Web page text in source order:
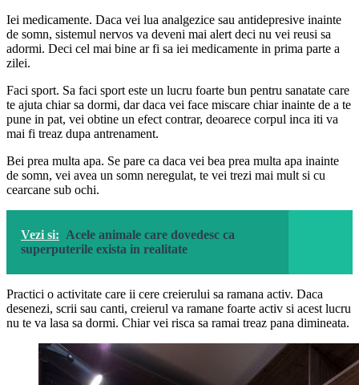
Iei medicamente. Daca vei lua analgezice sau antidepresive inainte
de somn, sistemul nervos va deveni mai alert deci nu vei reusi sa
adormi. Deci cel mai bine ar fi sa iei medicamente in prima parte a
zilei.
Faci sport. Sa faci sport este un lucru foarte bun pentru sanatate care
te ajuta chiar sa dormi, dar daca vei face miscare chiar inainte de a te
pune in pat, vei obtine un efect contrar, deoarece corpul inca iti va
mai fi treaz dupa antrenament.
Bei prea multa apa. Se pare ca daca vei bea prea multa apa inainte
de somn, vei avea un somn neregulat, te vei trezi mai mult si cu
cearcane sub ochi.
Vezi si: Acele animale care dovedesc ca
superputerile exista in realitate
Practici o activitate care ii cere creierului sa ramana activ. Daca
desenezi, scrii sau canti, creierul va ramane foarte activ si acest lucru
nu te va lasa sa dormi. Chiar vei risca sa ramai treaz pana dimineata.